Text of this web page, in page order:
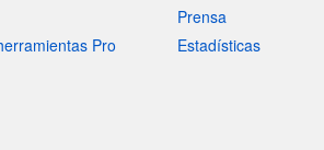
Pro
Prensa
Estadísticas